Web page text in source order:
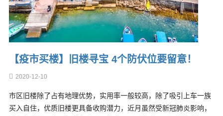
【疫市买楼】旧楼寻宝 4个防伏位要留意！
2020-12-10
市区旧楼除了占有地理优势，实用率一般较高，除了吸引上车一族
买入自住，优质旧楼更具备收购潜力，近月虽然受新冠肺炎影响，